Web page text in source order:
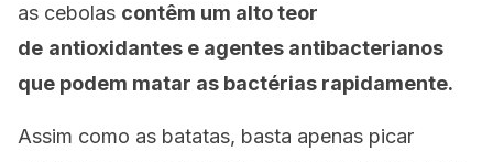
as cebolas contêm um alto teor
de antioxidantes e agentes antibacterianos
que podem matar as bactérias rapidamente.
Assim como as batatas, basta apenas picar